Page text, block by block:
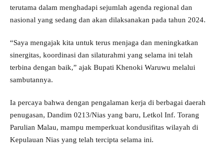
terutama dalam menghadapi sejumlah agenda regional dan
nasional yang sedang dan akan dilaksanakan pada tahun 2024.
“Saya mengajak kita untuk terus menjaga dan meningkatkan
sinergitas, koordinasi dan silaturahmi yang selama ini telah
terbina dengan baik,” ajak Bupati Khenoki Waruwu melalui
sambutannya.
Ia percaya bahwa dengan pengalaman kerja di berbagai daerah
penugasan, Dandim 0213/Nias yang baru, Letkol Inf. Torang
Parulian Malau, mampu memperkuat kondusifitas wilayah di
Kepulauan Nias yang telah tercipta selama ini.